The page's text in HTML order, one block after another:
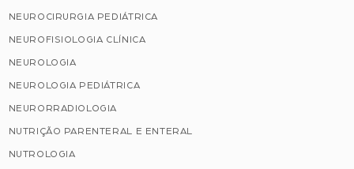
NEUROCIRURGIA PEDIÁTRICA
NEUROFISIOLOGIA CLÍNICA
NEUROLOGIA
NEUROLOGIA PEDIÁTRICA
NEURORRADIOLOGIA
NUTRIÇÃO PARENTERAL E ENTERAL
NUTROLOGIA